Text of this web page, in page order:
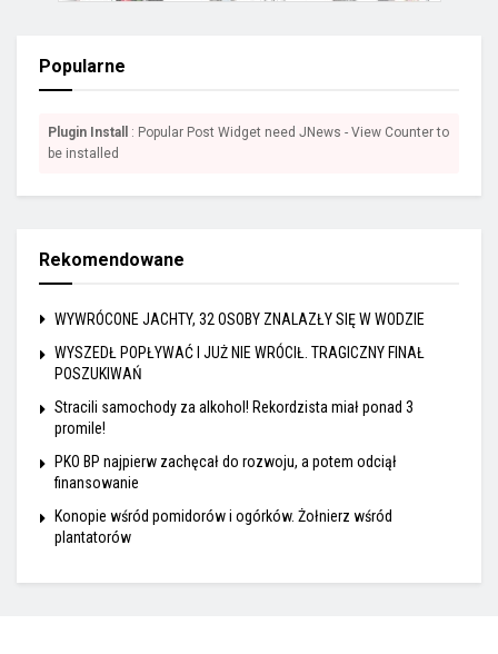
Popularne
Plugin Install
: Popular Post Widget need JNews - View Counter to
be installed
Rekomendowane
WYWRÓCONE JACHTY, 32 OSOBY ZNALAZŁY SIĘ W WODZIE
WYSZEDŁ POPŁYWAĆ I JUŻ NIE WRÓCIŁ. TRAGICZNY FINAŁ
POSZUKIWAŃ
Stracili samochody za alkohol! Rekordzista miał ponad 3
promile!
PKO BP najpierw zachęcał do rozwoju, a potem odciął
finansowanie
Konopie wśród pomidorów i ogórków. Żołnierz wśród
plantatorów